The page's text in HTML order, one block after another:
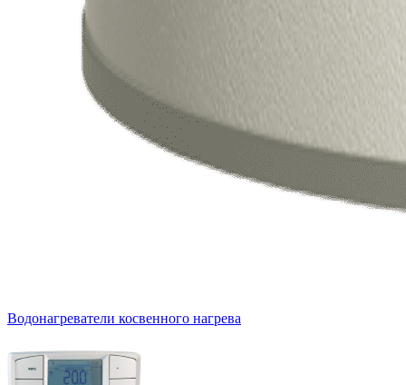
Водонагреватели косвенного нагрева